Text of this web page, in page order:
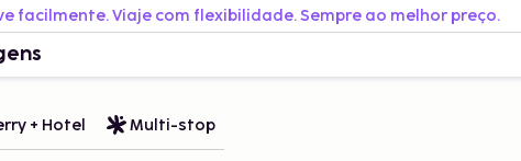
facilmente. Viaje com flexibilidade. Sempre ao melhor preço.
+ Hotel Multi-stop